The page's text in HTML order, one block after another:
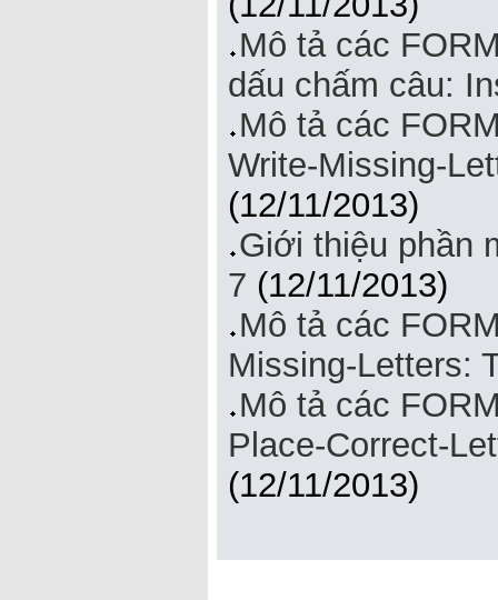
Mô tả các
dấu chấm câu:
Mô tả các
Write-Missing-
(12/11/2013)
Giới thiệu phần
7 (12/11/2013)
Mô tả các
Missing-Letters:
Mô tả các
Place-Correct-
(12/11/2013)